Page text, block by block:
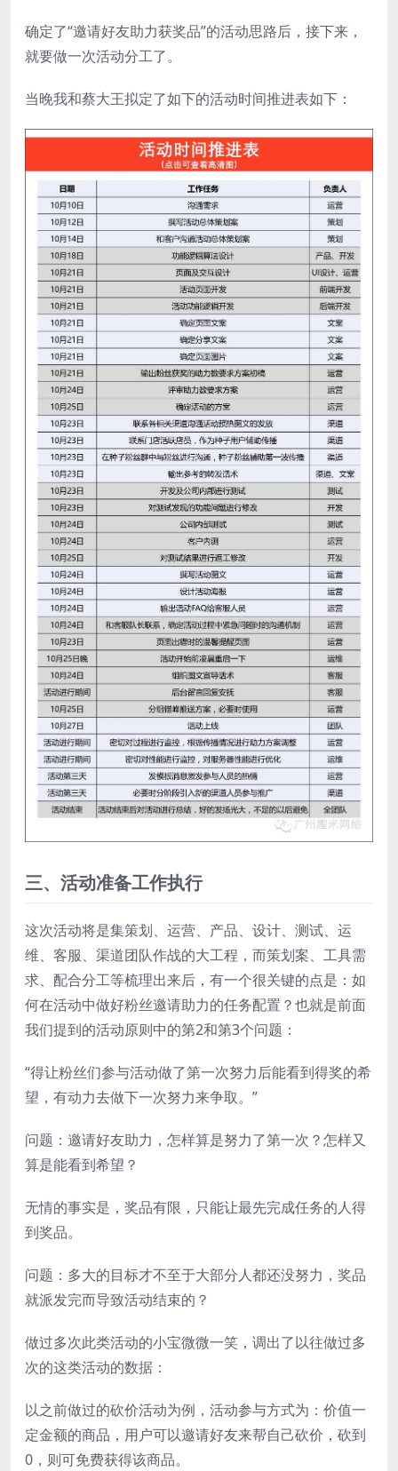
确定了“邀请好友助力获奖品”的活动思路后，接下来，
就要做一次活动分工了。
当晚我和蔡大王拟定了如下的活动时间推进表如下：
三、活动准备工作执行
这次活动将是集策划、运营、产品、设计、测试、运
维、客服、渠道团队作战的大工程，而策划案、工具需
求、配合分工等梳理出来后，有一个很关键的点是：如
何在活动中做好粉丝邀请助力的任务配置？也就是前面
我们提到的活动原则中的第2和第3个问题：
“得让粉丝们参与活动做了第一次努力后能看到得奖的希
望，有动力去做下一次努力来争取。”
问题：邀请好友助力，怎样算是努力了第一次？怎样又
算是能看到希望？
无情的事实是，奖品有限，只能让最先完成任务的人得
到奖品。
问题：多大的目标才不至于大部分人都还没努力，奖品
就派发完而导致活动结束的？
做过多次此类活动的小宝微微一笑，调出了以往做过多
次的这类活动的数据：
以之前做过的砍价活动为例，活动参与方式为：价值一
定金额的商品，用户可以邀请好友来帮自己砍价，砍到
0，则可免费获得该商品。